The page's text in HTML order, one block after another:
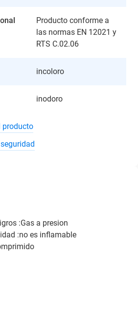
Producto conforme a
las normas EN 12021 y
RTS C.02.06
incoloro
inodoro
producto
:Gas a presion
:no es inflamable